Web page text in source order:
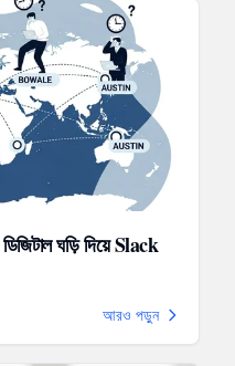
ঘড়ি দিয়ে Slack
আরও পড়ুন